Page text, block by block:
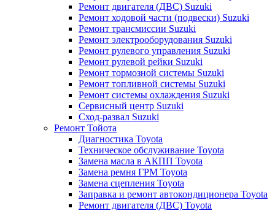
Ремонт двигателя (ДВС) Suzuki
Ремонт ходовой части (подвески) Suzuki
Ремонт трансмиссии Suzuki
Ремонт электрооборудования Suzuki
Ремонт рулевого управления Suzuki
Ремонт рулевой рейки Suzuki
Ремонт тормозной системы Suzuki
Ремонт топливной системы Suzuki
Ремонт системы охлаждения Suzuki
Сервисный центр Suzuki
Сход-развал Suzuki
Ремонт Тойота
Диагностика Toyota
Техническое обслуживание Toyota
Замена масла в АКПП Toyota
Замена ремня ГРМ Toyota
Замена сцепления Toyota
Заправка и ремонт автокондиционера Toyota
Ремонт двигателя (ДВС) Toyota